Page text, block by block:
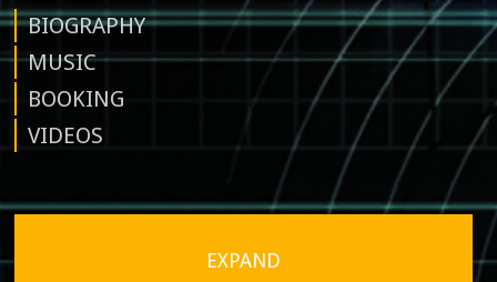
BIOGRAPHY
MUSIC
BOOKING
VIDEOS
EXPAND